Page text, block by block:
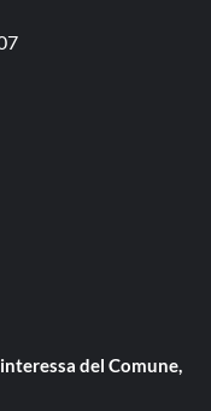
del Comune,